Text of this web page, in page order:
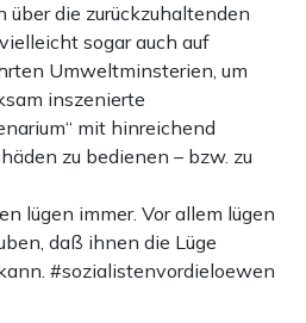
über die zurückzuhaltenden
sogar auch auf
Umweltminsterien, um
inszenierte
mit hinreichend
zu bedienen – bzw. zu
lügen immer. Vor allem lügen
daß ihnen die Lüge
#sozialistenvordieloewen